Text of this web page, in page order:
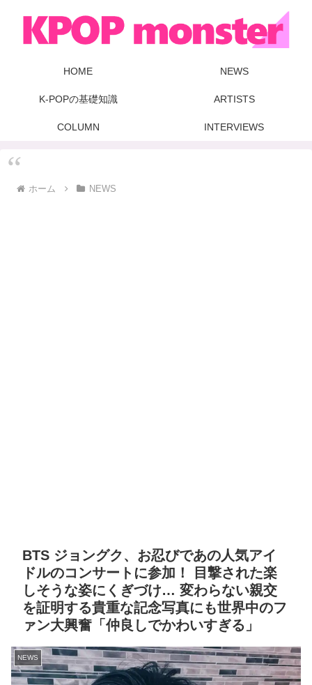
HOME NEWS
K-POPの基礎知識 ARTISTS
COLUMN INTERVIEWS
ホーム NEWS
BTS ジョングク、お忍びであの人気アイ
ドルのコンサートに参加！ 目撃された楽
しそうな姿にくぎづけ… 変わらない親交
を証明する貴重な記念写真にも世界中のフ
ァン大興奮「仲良しでかわいすぎる」
NEWS